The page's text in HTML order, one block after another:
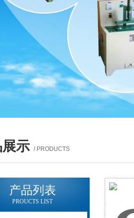
示 / PRODUCTS
产品列表
PROUCTS LIST